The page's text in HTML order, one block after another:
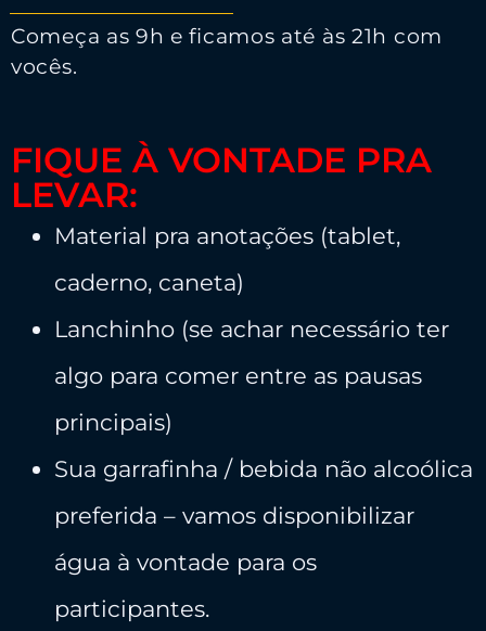
Começa as 9h e ficamos até às 21h com
vocês.
FIQUE À VONTADE PRA
LEVAR:
Material pra anotações (tablet,
caderno, caneta)
Lanchinho (se achar necessário ter
algo para comer entre as pausas
principais)
Sua garrafinha / bebida não alcoólica
preferida – vamos disponibilizar
água à vontade para os
participantes.